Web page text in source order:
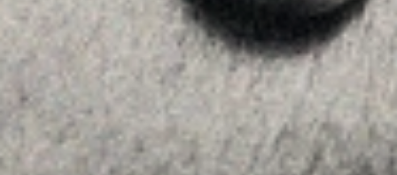
Instagram
Youtube
Allyon — Barcelona, Spain
Copyrights © 2026 LEGAL NOTICE ·